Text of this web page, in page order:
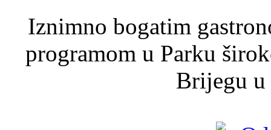
Iznimno bogatim
programom u Parku
Brijegu u